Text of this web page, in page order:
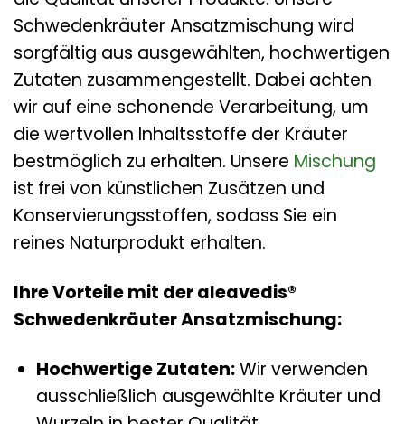
Schwedenkräuter Ansatzmischung wird
sorgfältig aus ausgewählten, hochwertigen
Zutaten zusammengestellt. Dabei achten
wir auf eine schonende Verarbeitung, um
die wertvollen Inhaltsstoffe der Kräuter
bestmöglich zu erhalten. Unsere Mischung
ist frei von künstlichen Zusätzen und
Konservierungsstoffen, sodass Sie ein
reines Naturprodukt erhalten.
Ihre Vorteile mit der aleavedis®
Schwedenkräuter Ansatzmischung:
Hochwertige Zutaten:Wir verwenden
ausschließlich ausgewählte Kräuter und